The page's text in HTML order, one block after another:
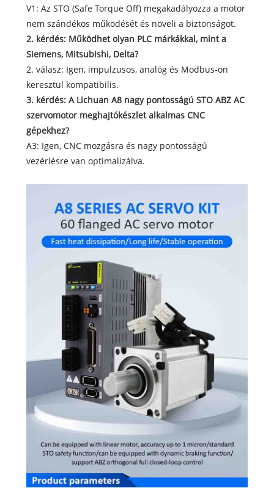
V1: Az STO (Safe Torque Off) megakadályozza a motor
nem szándékos működését és növeli a biztonságot.
2. kérdés: Működhet olyan PLC márkákkal, mint a
Siemens, Mitsubishi, Delta?
2. válasz: Igen, impulzusos, analóg és Modbus-on
keresztül kompatibilis.
3. kérdés: A Lichuan A8 nagy pontosságú STO ABZ AC
szervomotor meghajtókészlet alkalmas CNC
gépekhez?
A3: Igen, CNC mozgásra és nagy pontosságú
vezérlésre van optimalizálva.